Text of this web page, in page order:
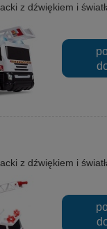
z dźwiękiem i
z dźwiękiem i